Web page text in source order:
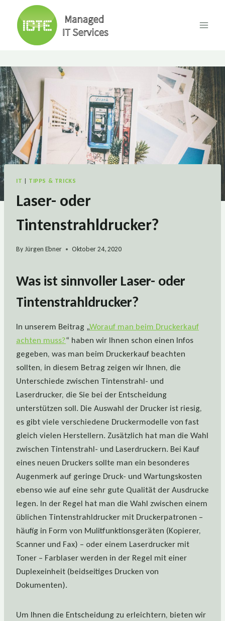
content
IT | TIPPS & TRICKS
Laser- oder
Tintenstrahldrucker?
ByJürgen Ebner Oktober 24, 2020
Was ist sinnvoller Laser- oder
Tintenstrahldrucker?
In unserem Beitrag „Worauf man beim Druckerkauf
achten muss?“ haben wir Ihnen schon einen Infos
gegeben, was man beim Druckerkauf beachten
sollten, in diesem Betrag zeigen wir Ihnen, die
Unterschiede zwischen Tintenstrahl- und
Laserdrucker, die Sie bei der Entscheidung
unterstützen soll. Die Auswahl der Drucker ist riesig,
es gibt viele verschiedene Druckermodelle von fast
gleich vielen Herstellern. Zusätzlich hat man die Wahl
zwischen Tintenstrahl- und Laserdruckern. Bei Kauf
eines neuen Druckers sollte man ein besonderes
Augenmerk auf geringe Druck- und Wartungskosten
ebenso wie auf eine sehr gute Qualität der Ausdrucke
legen. In der Regel hat man die Wahl zwischen einem
üblichen Tintenstrahldrucker mit Druckerpatronen –
häufig in Form von Mulitfunktionsgeräten (Kopierer,
Scanner und Fax) – oder einem Laserdrucker mit
Toner – Farblaser werden in der Regel mit einer
Duplexeinheit (beidseitiges Drucken von
Dokumenten).
Um Ihnen die Entscheidung zu erleichtern, bieten wir